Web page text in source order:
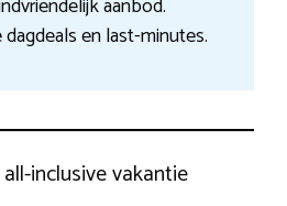
aanbod.
en last-minutes.
inclusive vakantie